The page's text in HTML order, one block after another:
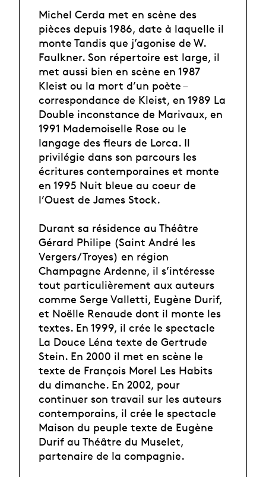
Michel Cerda met en scène des
pièces depuis 1986, date à laquelle il
monte Tandis que j’agonise de W.
Faulkner. Son répertoire est large, il
met aussi bien en scène en 1987
Kleist ou la mort d’un poète –
correspondance de Kleist, en 1989 La
Double inconstance de Marivaux, en
1991 Mademoiselle Rose ou le
langage des fleurs de Lorca. Il
privilégie dans son parcours les
écritures contemporaines et monte
en 1995 Nuit bleue au coeur de
l’Ouest de James Stock.
Durant sa résidence au Théâtre
Gérard Philipe (Saint André les
Vergers/Troyes) en région
Champagne Ardenne, il s’intéresse
tout particulièrement aux auteurs
comme Serge Valletti, Eugène Durif,
et Noëlle Renaude dont il monte les
textes. En 1999, il crée le spectacle
La Douce Léna texte de Gertrude
Stein. En 2000 il met en scène le
texte de François Morel Les Habits
du dimanche. En 2002, pour
continuer son travail sur les auteurs
contemporains, il crée le spectacle
Maison du peuple texte de Eugène
Durif au Théâtre du Muselet,
partenaire de la compagnie.